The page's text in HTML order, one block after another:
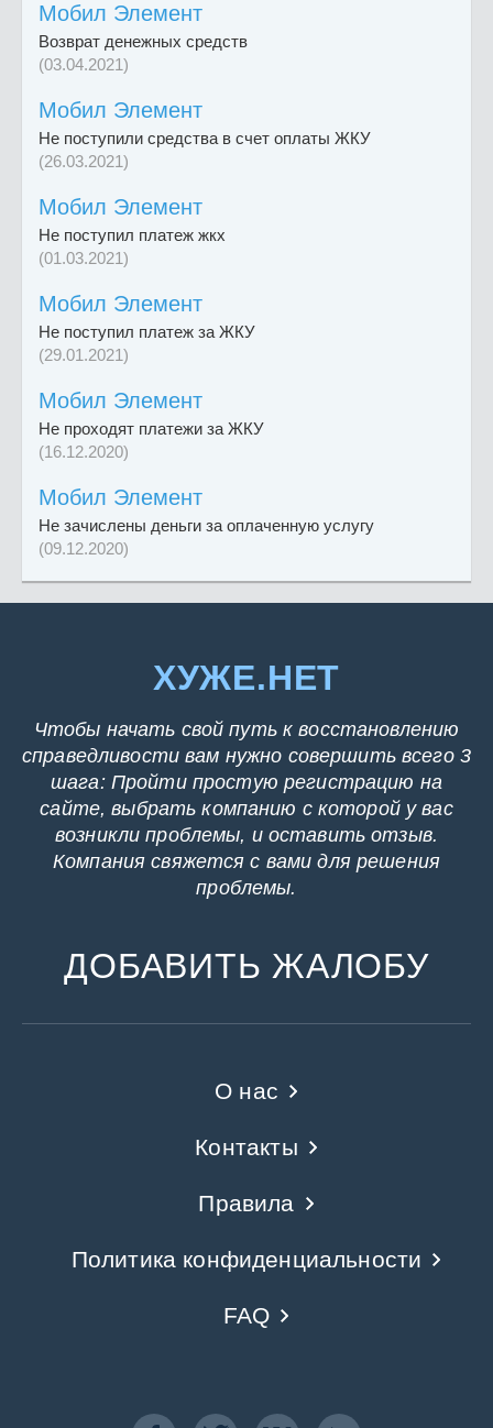
Мобил Элемент
Возврат денежных средств
(03.04.2021)
Мобил Элемент
Не поступили средства в счет оплаты ЖКУ
(26.03.2021)
Мобил Элемент
Не поступил платеж жкх
(01.03.2021)
Мобил Элемент
Не поступил платеж за ЖКУ
(29.01.2021)
Мобил Элемент
Не проходят платежи за ЖКУ
(16.12.2020)
Мобил Элемент
Не зачислены деньги за оплаченную услугу
(09.12.2020)
ХУЖЕ.НЕТ
Чтобы начать свой путь к восстановлению
справедливости вам нужно совершить всего 3
шага: Пройти простую регистрацию на
сайте, выбрать компанию с которой у вас
возникли проблемы, и оставить отзыв.
Компания свяжется с вами для решения
проблемы.
ДОБАВИТЬ ЖАЛОБУ
О нас
Контакты
Правила
Политика конфиденциальности
FAQ